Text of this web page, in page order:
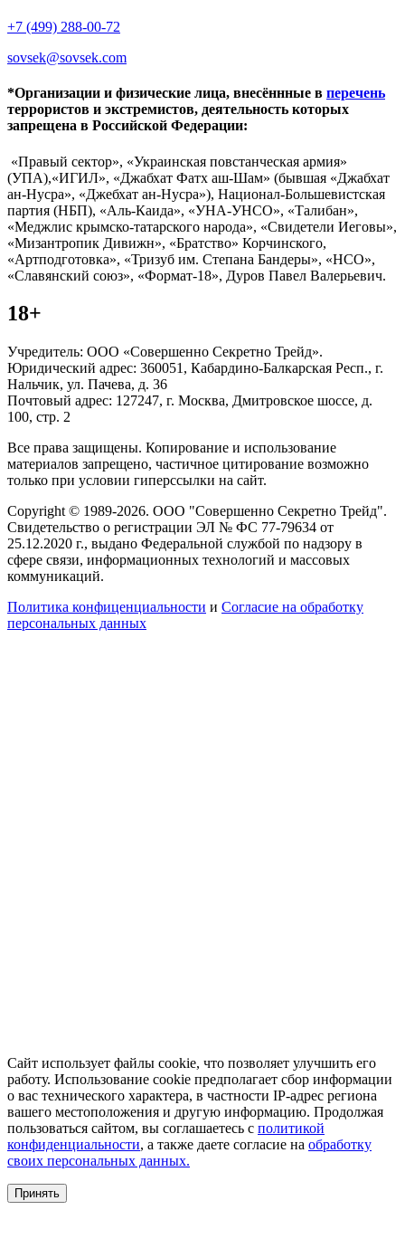
+7 (499) 288-00-72
sovsek@sovsek.com
*Организации и физические лица, внесённные в перечень
террористов и экстремистов, деятельность которых
запрещена в Российской Федерации:
«Правый сектор», «Украинская повстанческая армия»
(УПА),«ИГИЛ», «Джабхат Фатх аш-Шам» (бывшая «Джабхат
ан-Нусра», «Джебхат ан-Нусра»), Национал-Большевистская
партия (НБП), «Аль-Каида», «УНА-УНСО», «Талибан»,
«Меджлис крымско-татарского народа», «Свидетели Иеговы»,
«Мизантропик Дивижн», «Братство» Корчинского,
«Артподготовка», «Тризуб им. Степана Бандеры», «НСО»,
«Славянский союз», «Формат-18», Дуров Павел Валерьевич.
18+
Учредитель: ООО «Совершенно Секретно Трейд».
Юридический адрес: 360051, Кабардино-Балкарская Респ., г.
Нальчик, ул. Пачева, д. 36
Почтовый адрес: 127247, г. Москва, Дмитровское шоссе, д.
100, стр. 2
Все права защищены. Копирование и использование
материалов запрещено, частичное цитирование возможно
только при условии гиперссылки на сайт.
Copyright © 1989-2026. ООО "Совершенно Секретно Трейд".
Свидетельство о регистрации ЭЛ № ФС 77-79634 от
25.12.2020 г., выдано Федеральной службой по надзору в
сфере связи, информационных технологий и массовых
коммуникаций.
Политика конфиценциальности и Согласие на обработку
персональных данных
Сайт использует файлы cookie, что позволяет улучшить его
работу. Использование cookie предполагает сбор информации
о вас технического характера, в частности IP-адрес региона
вашего местоположения и другую информацию. Продолжая
пользоваться сайтом, вы соглашаетесь с политикой
конфиденциальности, а также даете согласие на обработку
своих персональных данных.
Принять